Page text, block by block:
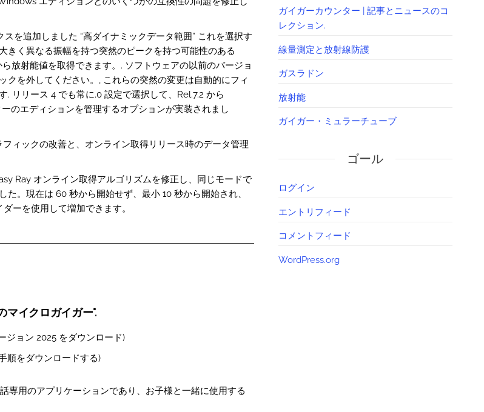
スを追加しました “高ダイナミックデータ範囲” これを選択す
きく異なる振幅を持つ突然のピークを持つ可能性のある
放射能値を取得できます。. ソフトウェアの以前のバージョ
クを外してください。, これらの突然の変更は自動的にフィ
. リリース 4 でも常に.0 設定で選択して、Rel.7.2 から
のエディションを管理するオプションが実装されまし
フィックの改善と、オンライン取得リリース時のデータ管理
Ray オンライン取得アルゴリズムを修正し、同じモードで
た。現在は 60 秒から開始せず、最小 10 秒から開始され、
ーを使用して増加できます。
マイクロガイガー".
ジョン 2025 をダウンロード)
順をダウンロードする)
専用のアプリケーションであり、お子様と一緒に使用する
ガイガーカウンター | 記事とニュースのコ
レクション.
線量測定と放射線防護
ガスラドン
放射能
ガイガー・ミュラーチューブ
ゴール
ログイン
エントリフィード
コメントフィード
WordPress.org